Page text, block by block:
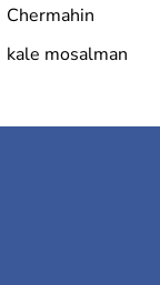
Chermahin
kale mosalman